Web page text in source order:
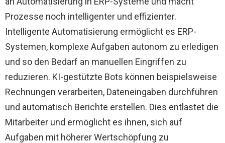
Prozesse noch intelligenter und effizienter.
Intelligente Automatisierung ermöglicht es ERP-
Systemen, komplexe Aufgaben autonom zu erledigen
und so den Bedarf an manuellen Eingriffen zu
reduzieren. KI-gestützte Bots können beispielsweise
Rechnungen verarbeiten, Dateneingaben durchführen
und automatisch Berichte erstellen. Dies entlastet die
Mitarbeiter und ermöglicht es ihnen, sich auf
Aufgaben mit höherer Wertschöpfung zu